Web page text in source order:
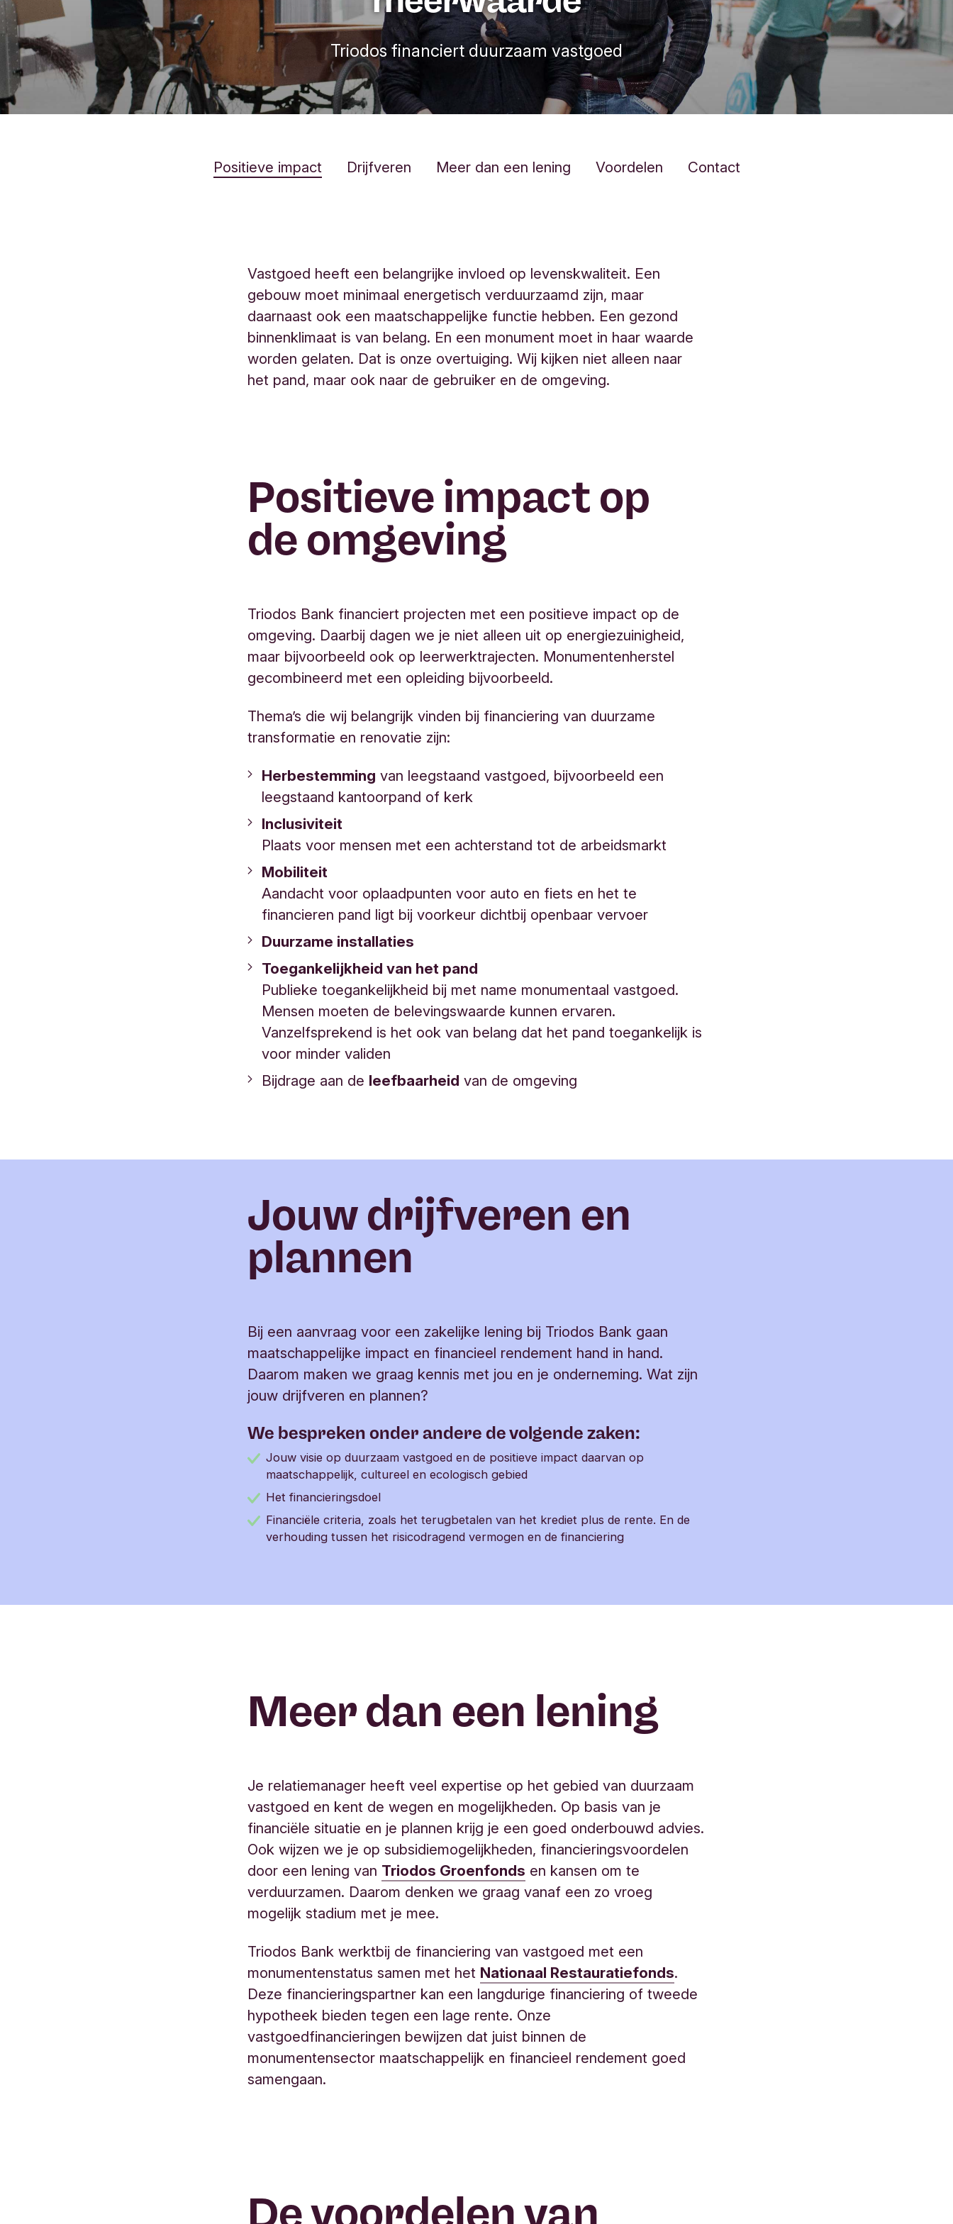
Triodos financiert duurzaam vastgoed
Positieve impact Drijfveren Meer dan een lening Voordelen Contact
Vastgoed heeft een belangrijke invloed op levenskwaliteit. Een
gebouw moet minimaal energetisch verduurzaamd zijn, maar
daarnaast ook een maatschappelijke functie hebben. Een gezond
binnenklimaat is van belang. En een monument moet in haar waarde
worden gelaten. Dat is onze overtuiging. Wij kijken niet alleen naar
het pand, maar ook naar de gebruiker en de omgeving.
Positieve impact op
de omgeving
Triodos Bank financiert projecten met een positieve impact op de
omgeving. Daarbij dagen we je niet alleen uit op energiezuinigheid,
maar bijvoorbeeld ook op leerwerktrajecten. Monumentenherstel
gecombineerd met een opleiding bijvoorbeeld.
Thema’s die wij belangrijk vinden bij financiering van duurzame
transformatie en renovatie zijn:
Herbestemming van leegstaand vastgoed, bijvoorbeeld een
leegstaand kantoorpand of kerk
Inclusiviteit
Plaats voor mensen met een achterstand tot de arbeidsmarkt
Mobiliteit
Aandacht voor oplaadpunten voor auto en fiets en het te
financieren pand ligt bij voorkeur dichtbij openbaar vervoer
Duurzame installaties
Toegankelijkheid van het pand
Publieke toegankelijkheid bij met name monumentaal vastgoed.
Mensen moeten de belevingswaarde kunnen ervaren.
Vanzelfsprekend is het ook van belang dat het pand toegankelijk is
voor minder validen
Bijdrage aan de leefbaarheid van de omgeving
Jouw drijfveren en
plannen
Bij een aanvraag voor een zakelijke lening bij Triodos Bank gaan
maatschappelijke impact en financieel rendement hand in hand.
Daarom maken we graag kennis met jou en je onderneming. Wat zijn
jouw drijfveren en plannen?
We bespreken onder andere de volgende zaken:
Jouw visie op duurzaam vastgoed en de positieve impact daarvan op
maatschappelijk, cultureel en ecologisch gebied
Het financieringsdoel
Financiële criteria, zoals het terugbetalen van het krediet plus de rente. En de
verhouding tussen het risicodragend vermogen en de financiering
Meer dan een lening
Je relatiemanager heeft veel expertise op het gebied van duurzaam
vastgoed en kent de wegen en mogelijkheden. Op basis van je
financiële situatie en je plannen krijg je een goed onderbouwd advies.
Ook wijzen we je op subsidiemogelijkheden, financieringsvoordelen
door een lening van Triodos Groenfonds en kansen om te
verduurzamen. Daarom denken we graag vanaf een zo vroeg
mogelijk stadium met je mee.
Triodos Bank werktbij de financiering van vastgoed met een
monumentenstatus samen met het Nationaal Restauratiefonds.
Deze financieringspartner kan een langdurige financiering of tweede
hypotheek bieden tegen een lage rente. Onze
vastgoedfinancieringen bewijzen dat juist binnen de
monumentensector maatschappelijk en financieel rendement goed
samengaan.
De voordelen van